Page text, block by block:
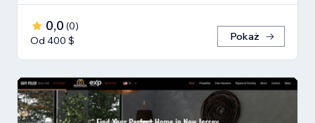
0,0 (0)
Od 400 $
Pokaż